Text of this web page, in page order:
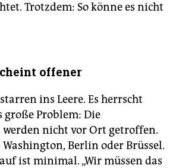
Trotzdem: So könne es nicht
offener
ins Leere. Es herrscht
große Problem: Die
werden nicht vor Ort getroffen.
Washington, Berlin oder Brüssel.
ist minimal. „Wir müssen das